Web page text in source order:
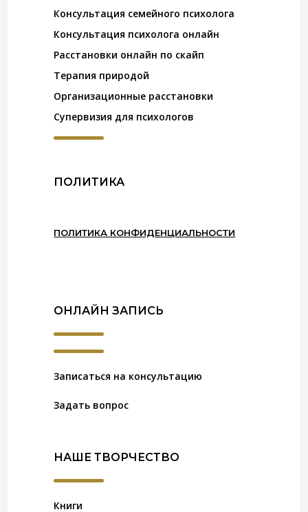
Консультация семейного психолога
Консультация психолога онлайн
Расстановки онлайн по скайп
Терапия природой
Организационные расстановки
Супервизия для психологов
ПОЛИТИКА
ПОЛИТИКА КОНФИДЕНЦИАЛЬНОСТИ
ОНЛАЙН ЗАПИСЬ
Записаться на консультацию
Задать вопрос
НАШЕ ТВОРЧЕСТВО
Книги